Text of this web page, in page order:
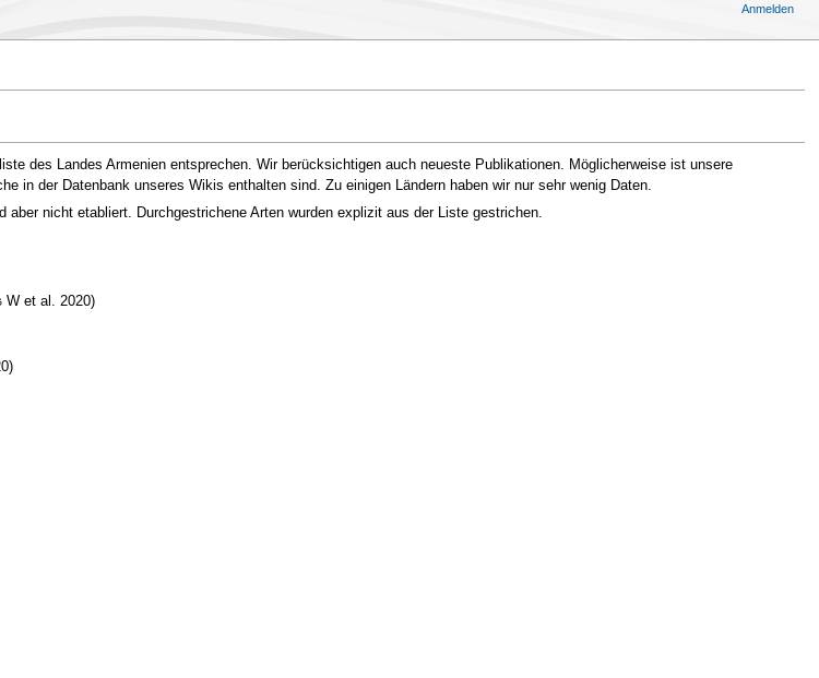
des Landes Armenien entsprechen. Wir berücksichtigen auch neueste Publikationen. Möglicherweise ist unsere
in der Datenbank unseres Wikis enthalten sind. Zu einigen Ländern haben wir nur sehr wenig Daten.
nicht etabliert. Durchgestrichene Arten wurden explizit aus der Liste gestrichen.
Wet al. 2020)
Anmelden